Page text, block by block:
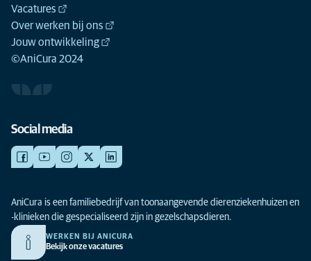
Vacatures
Over werken bij ons
Jouw ontwikkeling
©AniCura 2024
Social media
AniCura is een familiebedrijf van toonaangevende dierenziekenhuizen en
-klinieken die gespecialiseerd zijn in gezelschapsdieren.
WERKEN BIJ ANICURA
Bekijk onze vacatures